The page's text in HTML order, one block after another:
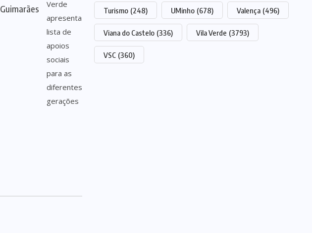
Guimarães
Turismo (248) UMinho (678) Valença (496)
Viana do Castelo (336) Vila Verde (3793)
VSC (360)